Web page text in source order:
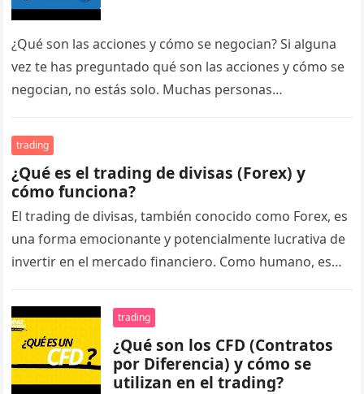
¿Qué son las acciones y cómo se negocian? Si alguna
vez te has preguntado qué son las acciones y cómo se
negocian, no estás solo. Muchas personas…
trading
¿Qué es el trading de divisas (Forex) y
cómo funciona?
El trading de divisas, también conocido como Forex, es
una forma emocionante y potencialmente lucrativa de
invertir en el mercado financiero. Como humano, es
trading
¿Qué son los CFD (Contratos
por Diferencia) y cómo se
utilizan en el trading?